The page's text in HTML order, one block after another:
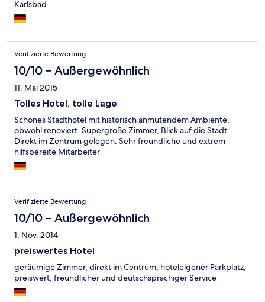
Karlsbad.
Verifizierte Bewertung
10/10 – Außergewöhnlich
11. Mai 2015
Tolles Hotel, tolle Lage
Schönes Stadthotel mit historisch anmutendem Ambiente,
obwohl renoviert. Supergroße Zimmer, Blick auf die Stadt.
Direkt im Zentrum gelegen. Sehr freundliche und extrem
hilfsbereite Mitarbeiter
Verifizierte Bewertung
10/10 – Außergewöhnlich
1. Nov. 2014
preiswertes Hotel
geräumige Zimmer, direkt im Centrum, hoteleigener Parkplatz,
preiswert, freundlicher und deutschsprachiger Service